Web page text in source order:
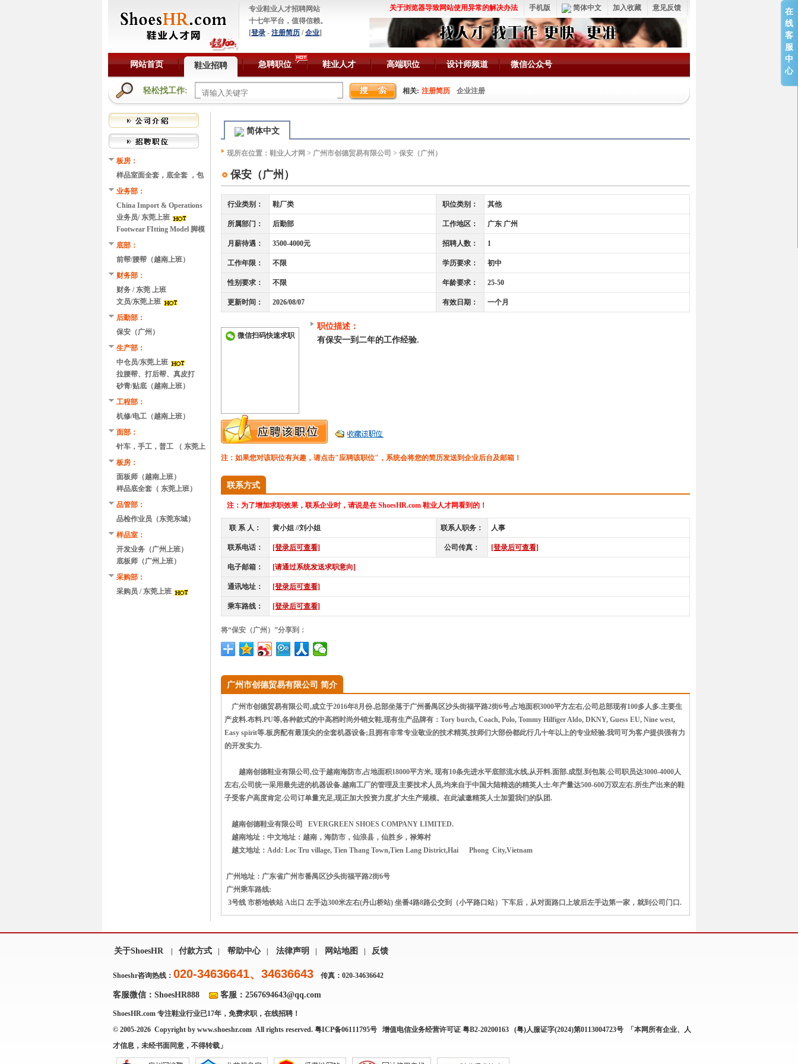
专业鞋业人才招聘网站
十七年平台，值得信赖。
[登录 - 注册简历 /企业]
意见反馈
加入收藏
简体中文
手机版
关于浏览器导致网站使用异常的解决办法
网站首页 鞋业招聘 急聘职位 鞋业人才 高端职位 设计师频道 微信公众号
轻松找工作: 相关: 注册简历 企业注册
简体中文
现所在位置： 鞋业人才网 > 广州市创德贸易有限公司 > 保安（广州）
保安（广州）
行业类别： 鞋厂类 职位类别： 其他
所属部门： 后勤部 工作地区： 广东 广州
月薪待遇： 3500-4000元 招聘人数： 1
工作年限： 不限 学历要求： 初中
性别要求： 不限 年龄要求： 25-50
更新时间： 2026/08/07 有效日期： 一个月
微信扫码快速求职
职位描述：
有保安一到二年的工作经验.
注：如果您对该职位有兴趣，请点击"应聘该职位"，系统会将您的简历发送到企业后台及邮箱！
联系方式
注： 为了增加求职效果，联系企业时，请说是在 ShoesHR.com 鞋业人才网看到的！
联 系 人： 黄小姐 //刘小姐 联系人职务： 人事
联系电话： [登录后可查看] 公司传真： [登录后可查看]
电子邮箱： [请通过系统发送求职意向]
通讯地址： [登录后可查看]
乘车路线： [登录后可查看]
将“保安（广州）”分享到：
广州市创德贸易有限公司 简介
广州市创德贸易有限公司,成立于2016年8月份.总部坐落于广州番禺区沙头街福平路2街6号,占地面积3000平方左右,公司总部现有100多人多.主要生
产皮料.布料.PU等,各种款式的中高档时尚外销女鞋,现有生产品牌有：Tory burch, Coach, Polo, Tommy Hilfiger Aldo, DKNY, Guess EU, Nine west,
Easy spirit等.板房配有最顶尖的全套机器设备;且拥有非常专业敬业的技术精英,技师们大部份都此行几十年以上的专业经验.我司可为客户提供强有力
的开发实力.
越南创德鞋业有限公司,位于越南海防市,占地面积18000平方米, 现有10条先进水平底部流水线,从开料.面部.成型.到包装.公司职员达3000-4000人
左右,公司统一采用最先进的机器设备.越南工厂的管理及主要技术人员,均来自于中国大陆精选的精英人士.年产量达500-600万双左右.所生产出来的鞋
子受客户高度肯定.公司订单量充足,现正加大投资力度,扩大生产规模。在此诚邀精英人士加盟我们的队团.
越南创德鞋业有限公司 EVERGREEN SHOES COMPANY LIMITED.
越南地址：中文地址：越南，海防市，仙浪县，仙胜乡，禄筹村
越文地址：Add: Loc Tru village, Tien Thang Town,Tien Lang District,Hai Phong City,Vietnam
广州地址：广东省广州市番禺区沙头街福平路2街6号
广州乘车路线:
3号线 市桥地铁站 A出口 左手边300米左右(丹山桥站) 坐番4路8路公交到（小平路口站）下车后，从对面路口上坡后左手边第一家，就到公司门口.
板房：
样品室面全套，底全套 ，包
装，等 东莞上班
业务部：
China Import & Operations
Readiness Manager（东莞上
班）
业务员/ 东莞上班
Footwear FItting Model 脚模
（英国码UK5 或欧码EU38，
底部：
前帮/腰帮（越南上班）
财务部：
财务 / 东莞 上班
文员/东莞上班
后勤部：
保安（广州）
生产部：
中仓员/东莞上班
拉腰帮、打后帮、真皮打
磨、刷胶、贴底/越南
砂青/贴底（越南上班）
工程部：
机修/电工（越南上班）
面部：
针车，手工，普工 （ 东莞上
班）
板房：
面板师（越南上班）
样品底全套（ 东莞上班）
品管部：
品检作业员（东莞东城）
样品室：
开发业务（广州上班）
底板师（广州上班）
采购部：
采购员 / 东莞上班
在
线
客
服
中
心
关于ShoesHR 付款方式 帮助中心 法律声明 网站地图 反馈
Shoeshr咨询热线： 020-34636641、34636643 传真：020-34636642
客服微信：ShoesHR888 客服：2567694643@qq.com
ShoesHR.com 专注鞋业行业已17年，免费求职，在线招聘！
© 2005-2026 Copyright by www.shoeshr.com All rights reserved. 粤ICP备06111795号 增值电信业务经营许可证 粤B2-20200163 (粤)人服证字(2024)第0113004723号
「本网所有企业、人
才信息，未经书面同意，不得转载」